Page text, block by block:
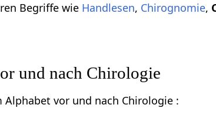
Begriffe wie Handlesen, Chirognomie,
und nach Chirologie
vor und nach Chirologie :